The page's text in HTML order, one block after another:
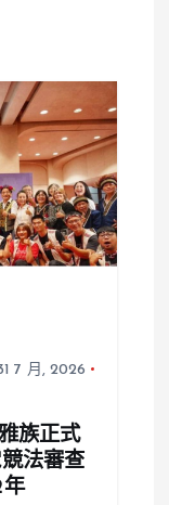
7 月, 2026
族正式
法審查
年